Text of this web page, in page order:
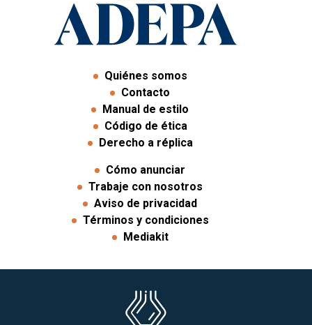
Quiénes somos
Contacto
Manual de estilo
Código de ética
Derecho a réplica
Cómo anunciar
Trabaje con nosotros
Aviso de privacidad
Términos y condiciones
Mediakit